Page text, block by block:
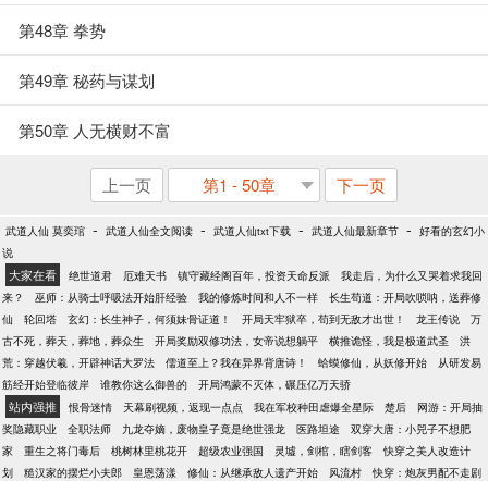
第48章 拳势
第49章 秘药与谋划
第50章 人无横财不富
上一页 第1 - 50章 下一页
武道人仙 莫奕琯 - 武道人仙全文阅读 - 武道人仙txt下载 - 武道人仙最新章节 - 好看的玄幻小
说
大家在看 绝世道君 厄难天书 镇守藏经阁百年，投资天命反派
我走后，为什么又哭着求我回
来？
巫师：从骑士呼吸法开始肝经验 我的修炼时间和人不一样
长生苟道：开局吹唢呐，送葬修
仙
轮回塔 玄幻：长生神子，何须妹骨证道！ 开局天牢狱卒，苟到无敌才出世！ 龙王传说
万
古不死，葬天，葬地，葬众生
开局奖励双修功法，女帝说想躺平 横推诡怪，我是极道武圣
洪
荒：穿越伏羲，开辟神话大罗法
儒道至上？我在异界背唐诗！ 蛤蟆修仙，从妖修开始
从研发易
筋经开始登临彼岸
谁教你这么御兽的 开局鸿蒙不灭体，碾压亿万天骄
站内强推 恨骨迷情 天幕刷视频，返现一点点 我在军校种田虐爆全星际 楚后
网游：开局抽
奖隐藏职业
全职法师 九龙夺嫡，废物皇子竟是绝世强龙 医路坦途
双穿大唐：小兕子不想肥
家
重生之将门毒后 桃树林里桃花开 超级农业强国 灵墟，剑棺，瞎剑客
快穿之美人改造计
划
糙汉家的摆烂小夫郎 皇恩荡漾 修仙：从继承敌人遗产开始 风流村
快穿：炮灰男配不走剧